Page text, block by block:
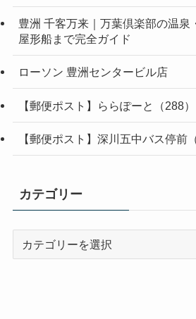
豊洲 千客万来｜万葉倶楽部の温泉
屋形船まで完全ガイド
ローソン 豊洲センタービル店
【郵便ポスト】ららぽーと（288）
【郵便ポスト】深川五中バス停前
カテゴリー